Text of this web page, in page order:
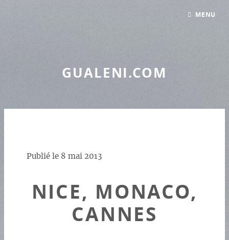
GUALENI.COM
Publié le 8 mai 2013
NICE, MONACO,
CANNES
MENU